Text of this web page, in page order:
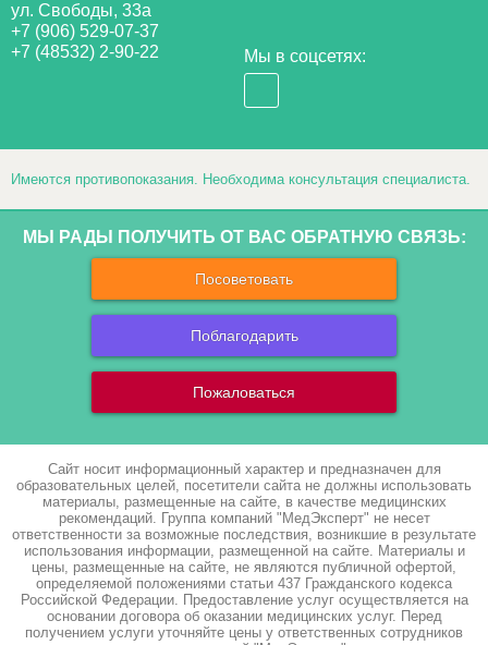
ул. Свободы, 33а
+7 (906) 529-07-37
+7 (48532) 2-90-22
Мы в соцсетях:
Имеются противопоказания. Необходима консультация специалиста.
МЫ РАДЫ ПОЛУЧИТЬ ОТ ВАС ОБРАТНУЮ СВЯЗЬ:
Посоветовать
Поблагодарить
Пожаловаться
Сайт носит информационный характер и предназначен для
образовательных целей, посетители сайта не должны использовать
материалы, размещенные на сайте, в качестве медицинских
рекомендаций. Группа компаний "МедЭксперт" не несет
ответственности за возможные последствия, возникшие в результате
использования информации, размещенной на сайте. Материалы и
цены, размещенные на сайте, не являются публичной офертой,
определяемой положениями статьи 437 Гражданского кодекса
Российской Федерации. Предоставление услуг осуществляется на
основании договора об оказании медицинских услуг. Перед
получением услуги уточняйте цены у ответственных сотрудников